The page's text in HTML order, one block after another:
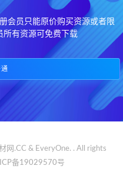
会员只能原价购买资源或者限
所有资源可免费下载
通
.CC & EveryOne. . All rights
备19029570号